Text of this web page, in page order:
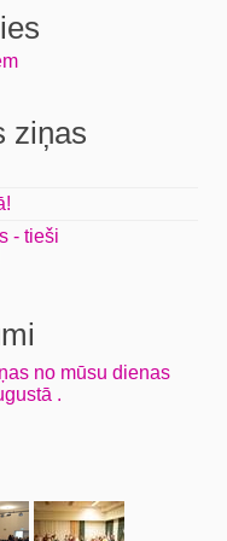
ziņas
- tieši
no mūsu dienas
.